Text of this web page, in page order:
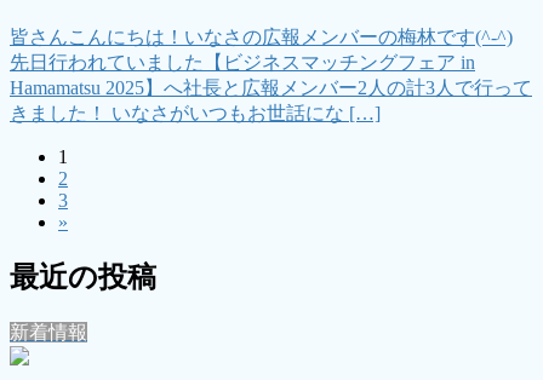
皆さんこんにちは！いなさの広報メンバーの梅林です(^-^)
先日行われていました【ビジネスマッチングフェア in
Hamamatsu 2025】へ社長と広報メンバー2人の計3人で行って
きました！ いなさがいつもお世話にな […]
ペ
ー
ジ
ペ
ー
ジ
1
ペ
ー
ジ
2
ペ
ー
3
»
最近の投稿
新着情報